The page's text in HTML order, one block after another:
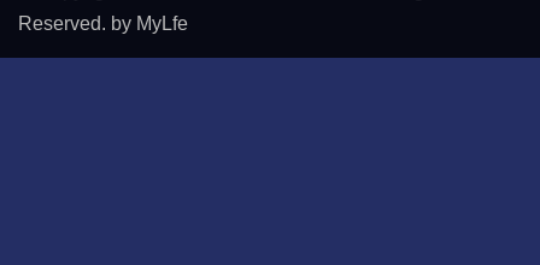
Reserved. by MyLfe